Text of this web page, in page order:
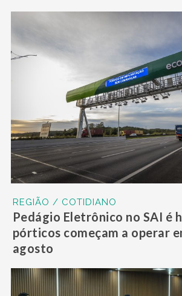
REGIÃO / COTIDIANO
Pedágio Eletrônico no SAI é
pórticos começam a operar
agosto